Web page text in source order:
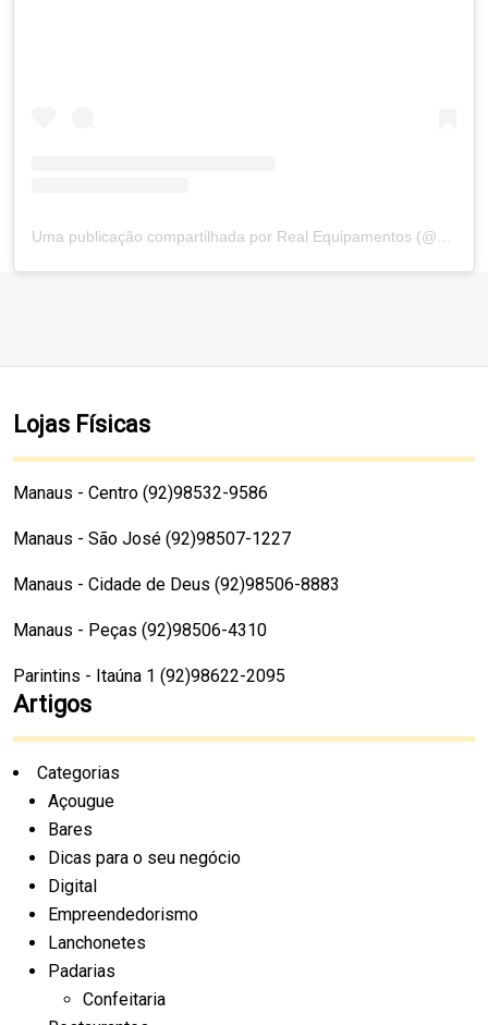
Lojas Físicas
Manaus - Centro (92)98532-9586
Manaus - São José (92)98507-1227
Manaus - Cidade de Deus (92)98506-8883
Manaus - Peças (92)98506-4310
Parintins - Itaúna 1 (92)98622-2095
Artigos
Categorias
Açougue
Bares
Dicas para o seu negócio
Digital
Empreendedorismo
Lanchonetes
Padarias
Confeitaria